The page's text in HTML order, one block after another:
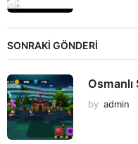
SONRAKİ GÖNDERİ
Osmanlı
by admin